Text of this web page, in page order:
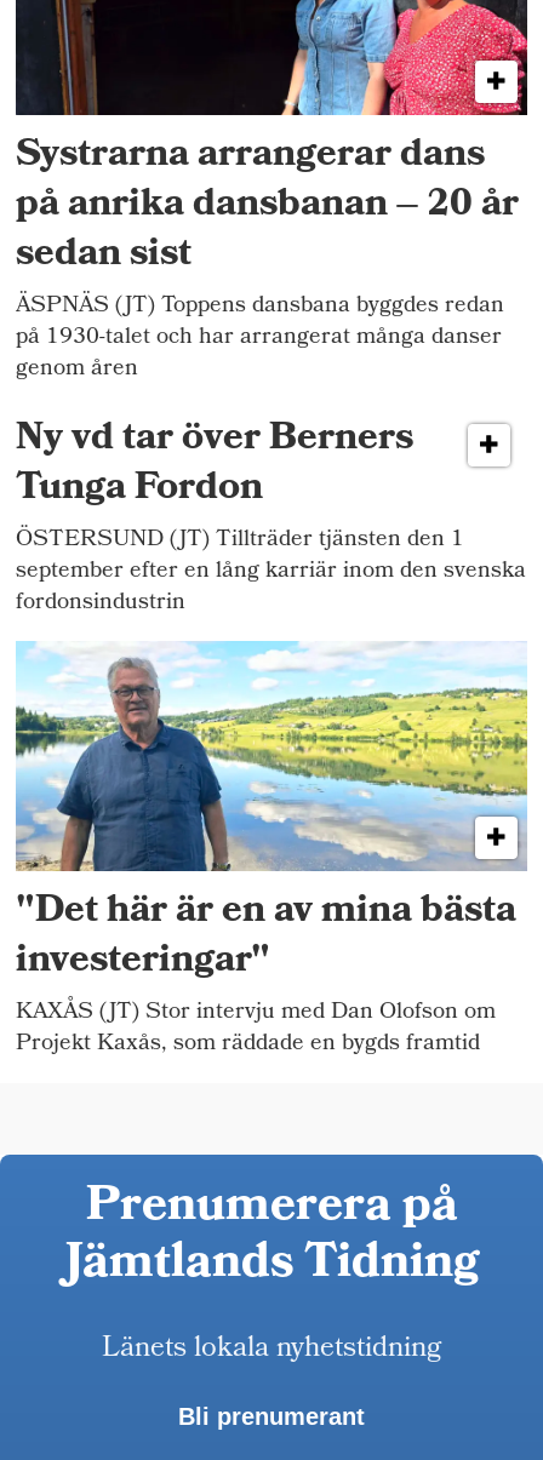
Systrarna arrangerar dans
på anrika dansbanan – 20 år
sedan sist
ÄSPNÄS (JT) Toppens dansbana byggdes redan
på 1930-talet och har arrangerat många danser
genom åren
Ny vd tar över Berners
Tunga Fordon
ÖSTERSUND (JT) Tillträder tjänsten den 1
september efter en lång karriär inom den svenska
fordonsindustrin
"Det här är en av mina bästa
investeringar"
KAXÅS (JT) Stor intervju med Dan Olofson om
Projekt Kaxås, som räddade en bygds framtid
Prenumerera på
Jämtlands Tidning
Länets lokala nyhetstidning
Bli prenumerant